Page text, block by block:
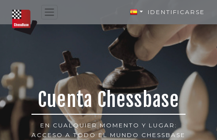
IDENTIFICARSE
Cuenta Chessbase
EN CUALQUIER MOMENTO Y LUGAR:
ACCESO A TODO EL MUNDO CHESSBASE